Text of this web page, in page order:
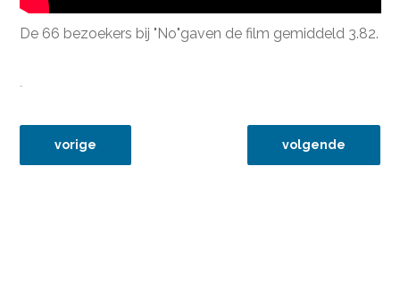
De 66 bezoekers bij "No"gaven de film gemiddeld 3.82.
-
vorig artikel: 9apr13 le fils de l'autre
vorige volgende artikel:
volgende